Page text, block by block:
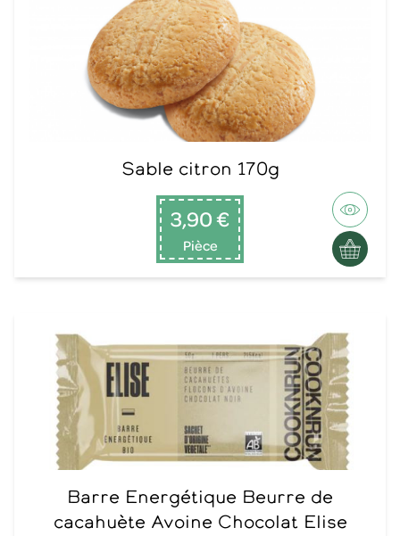
Sable citron 170g
3,90 €
Pièce
Barre Energétique Beurre de
cacahuète Avoine Chocolat Elise